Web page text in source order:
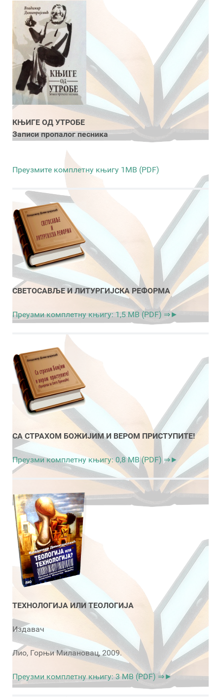
КЊИГЕ ОД УТРОБЕ
Записи пропалог песника
Преузмите комплетну књигу 1MB (PDF)
СВЕТОСАВЉЕ И ЛИТУРГИЈСКА РЕФОРМА
Преузми комплетну књигу: 1,5 MB (PDF) ⇒►
СА СТРАХОМ БОЖИЈИМ И ВЕРОМ ПРИСТУПИТЕ!
Преузми комплетну књигу: 0,8 MB (PDF) ⇒►
ТЕХНОЛОГИЈА ИЛИ ТЕОЛОГИЈА
Издавач
Лио, Горњи Милановац, 2009.
Преузми комплетну књигу: 3 MB (PDF) ⇒►